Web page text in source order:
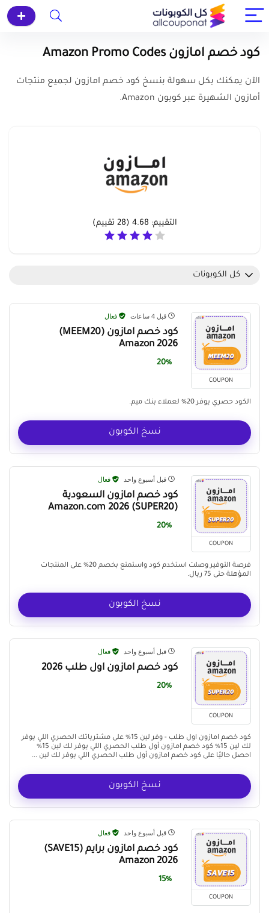
كود خصم امازون Amazon Promo Codes
الآن يمكنك بكل سهولة بنسخ كود خصم امازون لجميع منتجات
أمازون الشهيرة عبر كوبون Amazon.
التقييم: 4.68
(
28 تقييم)
كل الكوبونات
COUPON
قبل 4 ساعات فعال
كود خصم امازون (MEEM20)
Amazon 2026
20%
الكود حصري يوفر 20% لعملاء بنك ميم.
نسخ الكوبون
COUPON
قبل أسبوع واحد فعال
كود خصم امازون السعودية
(SUPER20) Amazon.com 2026
20%
فرصة التوفير وصلت استخدم كود واستمتع بخصم 20% على المنتجات
المؤهلة حتى 75 ريال.
نسخ الكوبون
COUPON
قبل أسبوع واحد فعال
كود خصم امازون اول طلب 2026
20%
كود خصم امازون اول طلب - وفر لين 15% على مشترياتك الحصري اللي يوفر
لك لين 15% كود خصم امازون أول طلب الحصري اللي يوفر لك لين 15%
احصل حاليًا على كود خصم امازون أول طلب الحصري اللي يوفر لك لين ...
نسخ الكوبون
COUPON
قبل أسبوع واحد فعال
كود خصم امازون برايم (SAVE15)
Amazon 2026
15%